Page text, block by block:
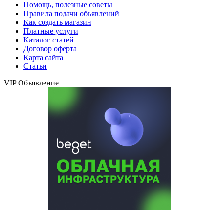
Помощь, полезные советы
Правила подачи объявлений
Как создать магазин
Платные услуги
Каталог статей
Договор оферта
Карта сайта
Статьи
VIP Объявление